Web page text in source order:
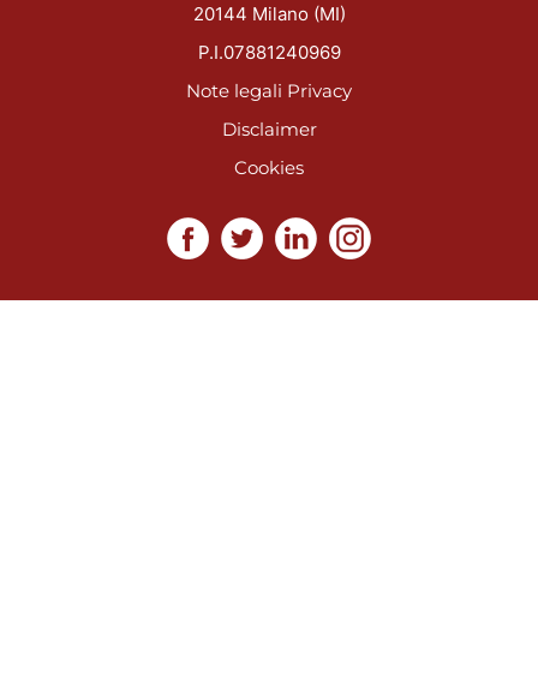
20144 Milano (MI)
P.I.07881240969
Note legali Privacy
Disclaimer
Cookies